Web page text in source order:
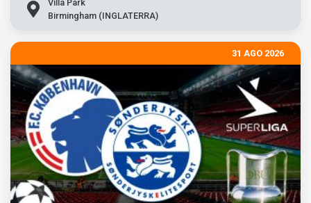
Villa Park
Birmingham (INGLATERRA)
31 AGO 2026